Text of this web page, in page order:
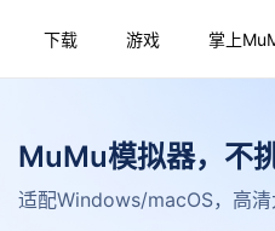
下载 游戏 掌上
MuMu模拟器，不
适配Windows/macOS，高